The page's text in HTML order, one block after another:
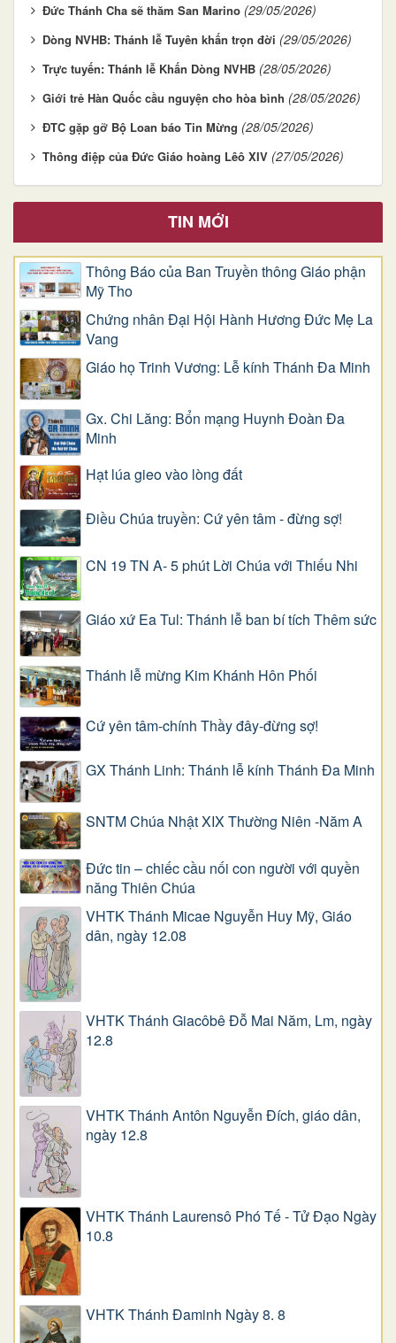
Đức Thánh Cha sẽ thăm San Marino (29/05/2026)
Dòng NVHB: Thánh lễ Tuyên khấn trọn đời (29/05/2026)
Trực tuyến: Thánh lễ Khấn Dòng NVHB (28/05/2026)
Giới trẻ Hàn Quốc cầu nguyện cho hòa bình (28/05/2026)
ĐTC gặp gỡ Bộ Loan báo Tin Mừng (28/05/2026)
Thông điệp của Đức Giáo hoàng Lêô XIV (27/05/2026)
TIN MỚI
Thông Báo của Ban Truyền thông Giáo phận
Mỹ Tho
Chứng nhân Đại Hội Hành Hương Đức Mẹ La
Vang
Giáo họ Trinh Vương: Lễ kính Thánh Đa Minh
Gx. Chi Lăng: Bổn mạng Huynh Đoàn Đa
Minh
Hạt lúa gieo vào lòng đất
Điều Chúa truyền: Cứ yên tâm - đừng sợ!
CN 19 TN A- 5 phút Lời Chúa với Thiếu Nhi
Giáo xứ Ea Tul: Thánh lễ ban bí tích Thêm sức
Thánh lễ mừng Kim Khánh Hôn Phối
Cứ yên tâm-chính Thầy đây-đừng sợ!
GX Thánh Linh: Thánh lễ kính Thánh Đa Minh
SNTM Chúa Nhật XIX Thường Niên -Năm A
Đức tin – chiếc cầu nối con người với quyền
năng Thiên Chúa
VHTK Thánh Micae Nguyễn Huy Mỹ, Giáo
dân, ngày 12.08
VHTK Thánh Giacôbê Ðỗ Mai Năm, Lm, ngày
12.8
VHTK Thánh Antôn Nguyễn Ðích, giáo dân,
ngày 12.8
VHTK Thánh Laurensô Phó Tế - Tử Đạo Ngày
10.8
VHTK Thánh Đaminh Ngày 8. 8